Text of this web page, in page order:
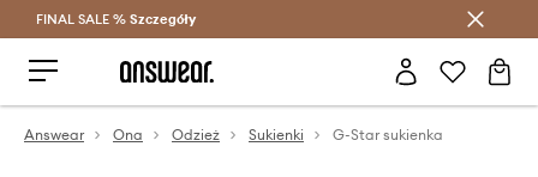
Oszczędzaj z Answear Club >
FINAL SALE % Szczegóły
Answear Ona Odzież Sukienki G-Star sukienka